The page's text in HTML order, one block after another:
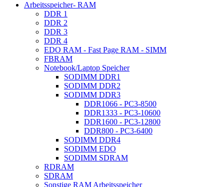
Arbeitsspeicher- RAM
DDR 1
DDR 2
DDR 3
DDR 4
EDO RAM - Fast Page RAM - SIMM
FBRAM
Notebook/Laptop Speicher
SODIMM DDR1
SODIMM DDR2
SODIMM DDR3
DDR1066 - PC3-8500
DDR1333 - PC3-10600
DDR1600 - PC3-12800
DDR800 - PC3-6400
SODIMM DDR4
SODIMM EDO
SODIMM SDRAM
RDRAM
SDRAM
Sonstige RAM Arbeitsspeicher